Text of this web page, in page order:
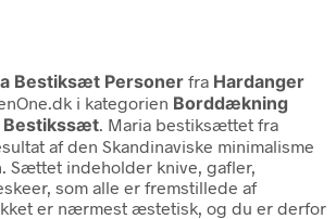
Bestiksæt Personer fra Hardanger
i kategorien Borddækning
Bestikssæt. Maria bestiksættet fra
af den Skandinaviske minimalisme
Sættet indeholder knive, gafler,
som alle er fremstillede af
er nærmest æstetisk, og du er derfor